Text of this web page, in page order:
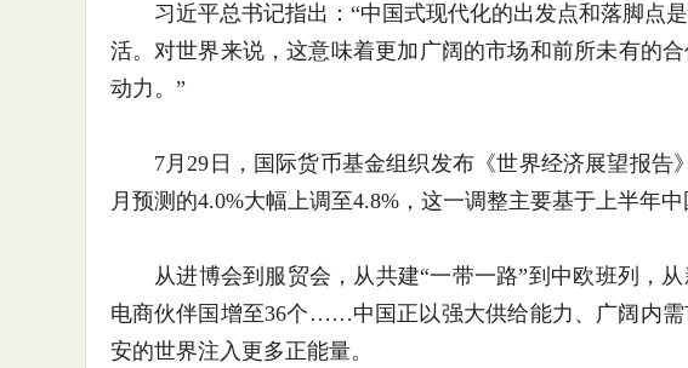
习近平总书记指出：“中国式现代化的出发点和落脚点是
活。对世界来说，这意味着更加广阔的市场和前所未有的
动力。”
7月29日，国际货币基金组织发布《世界经济展望报告
月预测的4.0%大幅上调至4.8%，这一调整主要基于上半年中
从进博会到服贸会，从共建“一带一路”到中欧班列，从
电商伙伴国增至36个……中国正以强大供给能力、广阔内
安的世界注入更多正能量。